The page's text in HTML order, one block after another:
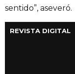
sentido”, aseveró.
REVISTA DIGITAL